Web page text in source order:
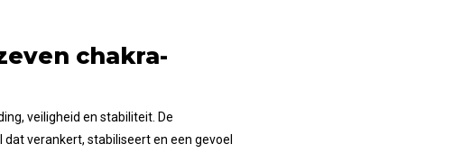
chakra-
veiligheid en stabiliteit. De
verankert, stabiliseert en een gevoel